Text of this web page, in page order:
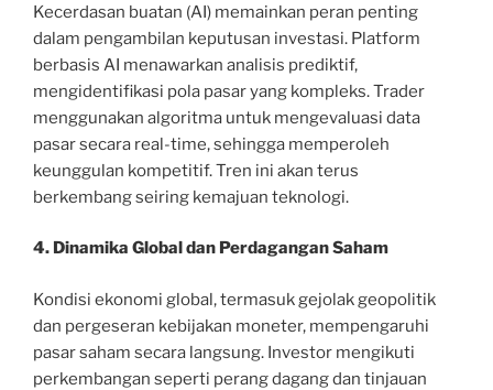
Kecerdasan buatan (AI) memainkan peran penting
dalam pengambilan keputusan investasi. Platform
berbasis AI menawarkan analisis prediktif,
mengidentifikasi pola pasar yang kompleks. Trader
menggunakan algoritma untuk mengevaluasi data
pasar secara real-time, sehingga memperoleh
keunggulan kompetitif. Tren ini akan terus
berkembang seiring kemajuan teknologi.
4. Dinamika Global dan Perdagangan Saham
Kondisi ekonomi global, termasuk gejolak geopolitik
dan pergeseran kebijakan moneter, mempengaruhi
pasar saham secara langsung. Investor mengikuti
perkembangan seperti perang dagang dan tinjauan